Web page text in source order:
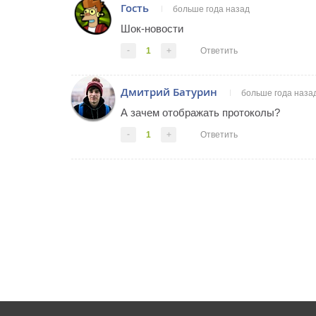
Гость больше года назад
Шок-новости
- 1 + Ответить
Дмитрий Батурин больше года
А зачем отображать протоколы?
- 1 + Ответить